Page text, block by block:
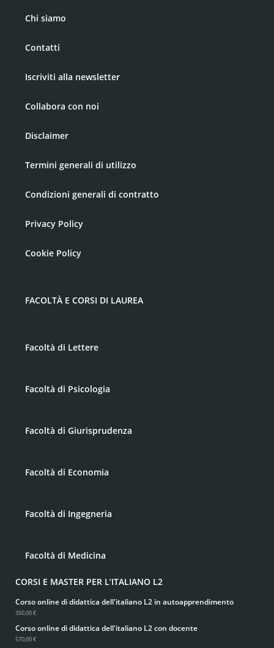
Chi siamo
Contatti
Iscriviti alla newsletter
Collabora con noi
Disclaimer
Termini generali di utilizzo
Condizioni generali di contratto
Privacy Policy
Cookie Policy
FACOLTÀ E CORSI DI LAUREA
Facoltà di Lettere
Facoltà di Psicologia
Facoltà di Giurisprudenza
Facoltà di Economia
Facoltà di Ingegneria
Facoltà di Medicina
CORSI E MASTER PER L’ITALIANO L2
Corso online di didattica dell'italiano L2 in autoapprendimento
350,00 €
Corso online di didattica dell'italiano L2 con docente
570,00 €